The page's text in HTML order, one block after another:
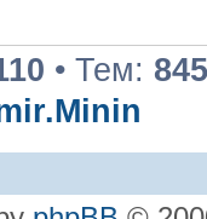
• Тем: 845